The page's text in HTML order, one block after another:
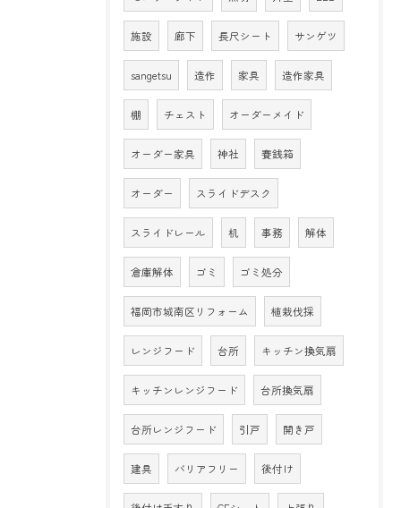
施設 廊下 長尺シート サンゲツ
sangetsu 造作 家具 造作家具
棚 チェスト オーダーメイド
オーダー家具 神社 賽銭箱
オーダー スライドデスク
スライドレール 机 事務 解体
倉庫解体 ゴミ ゴミ処分
福岡市城南区リフォーム 植栽伐採
レンジフード 台所 キッチン換気扇
キッチンレンジフード 台所換気扇
台所レンジフード 引戸 開き戸
建具 バリアフリー 後付け